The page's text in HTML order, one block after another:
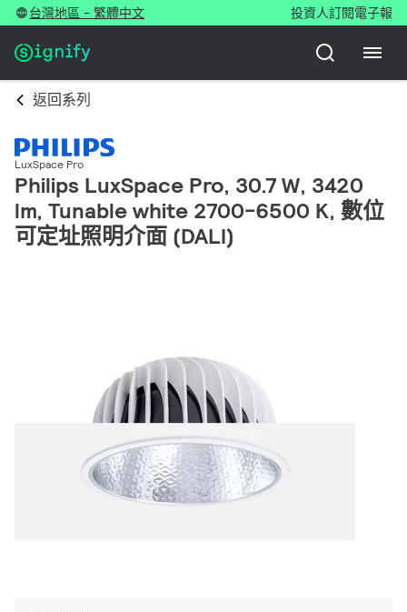
台灣地區 - 繁體中文 投資人訂閱電子報
返回系列
LuxSpace Pro
Philips LuxSpace Pro, 30.7 W, 3420
lm, Tunable white 2700-6500 K, 數位
可定址照明介面 (DALI)